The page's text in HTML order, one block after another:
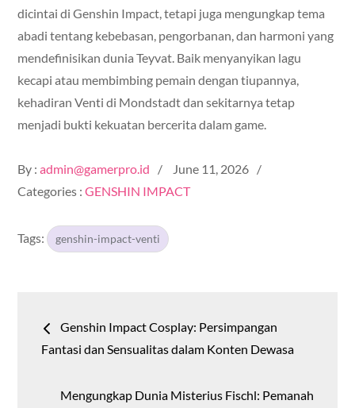
dicintai di Genshin Impact, tetapi juga mengungkap tema
abadi tentang kebebasan, pengorbanan, dan harmoni yang
mendefinisikan dunia Teyvat. Baik menyanyikan lagu
kecapi atau membimbing pemain dengan tiupannya,
kehadiran Venti di Mondstadt dan sekitarnya tetap
menjadi bukti kekuatan bercerita dalam game.
By :admin@gamerpro.id
Posted
on
June 11, 2026
Categories :GENSHIN IMPACT
Tags: genshin-impact-venti
navigation
Genshin Impact Cosplay: Persimpangan
Fantasi dan Sensualitas dalam Konten Dewasa
Mengungkap Dunia Misterius Fischl: Pemanah